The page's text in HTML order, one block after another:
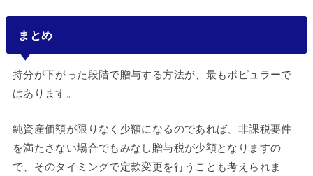
まとめ
持分が下がった段階で贈与する方法が、最もポピュラーで
はあります。
純資産価額が限りなく少額になるのであれば、非課税要件
を満たさない場合でもみなし贈与税が少額となりますの
で、そのタイミングで定款変更を行うことも考えられま